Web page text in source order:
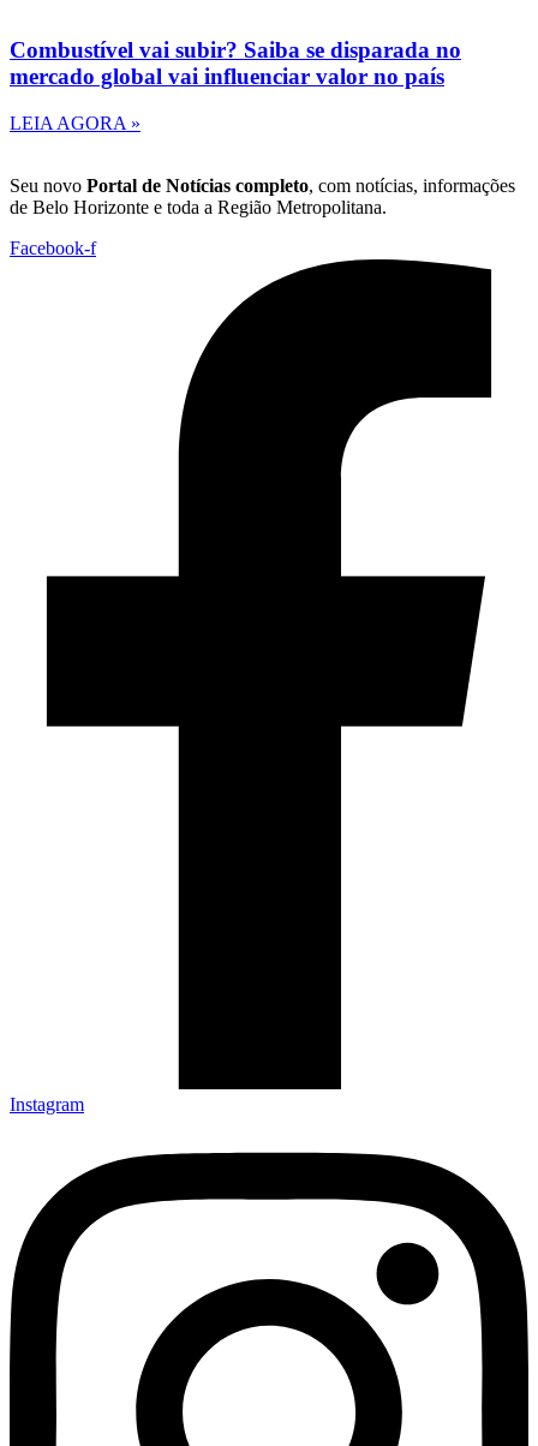
Combustível vai subir? Saiba se disparada no
mercado global vai influenciar valor no país
LEIA AGORA »
Seu novo Portal de Notícias completo, com notícias, informações
de Belo Horizonte e toda a Região Metropolitana.
Facebook-f
Instagram